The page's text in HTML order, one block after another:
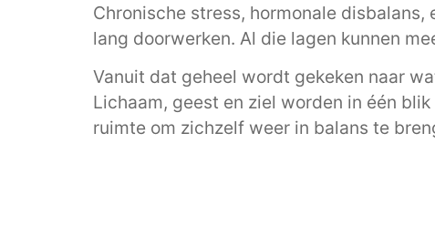
Chronische stress, hormonale
lang doorwerken. Al die lagen kunnen
Vanuit dat geheel wordt gekeken naar
Lichaam, geest en ziel worden in één
ruimte om zichzelf weer in balans te